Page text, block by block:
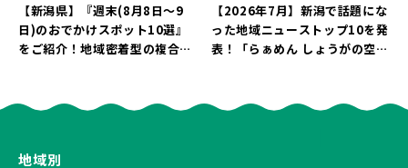
【新潟県】『週末(8月8日～9
日)のおでかけスポット10選』
をご紹介！地域密着型の複合施
2026」がおすすめ♪
【2026年7月】新潟で話題にな
った地域ニューストップ10を発
表！「らぁめん しょうがの空」
ご紹介♪
地域別